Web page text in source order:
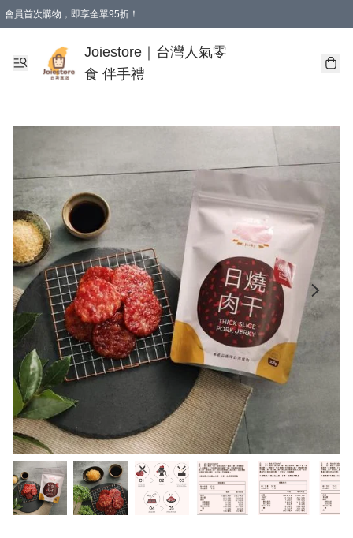
會員首次購物，即享全單95折！
購物滿 HKD 350.00即享免運費優惠！（適用於 本地送貨、本地取貨 )
Joiestore｜台灣人氣零
食 伴手禮